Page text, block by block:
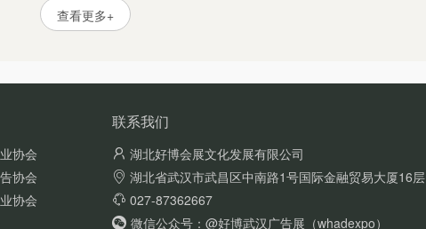
查看更多+
协会
协会
协会
联系我们
湖北好博会展文化发展有限公司
湖北省武汉市武昌区中南路1号国际金融贸易大厦16层
027-87362667
微信公众号：@好博武汉广告展（whadexpo）